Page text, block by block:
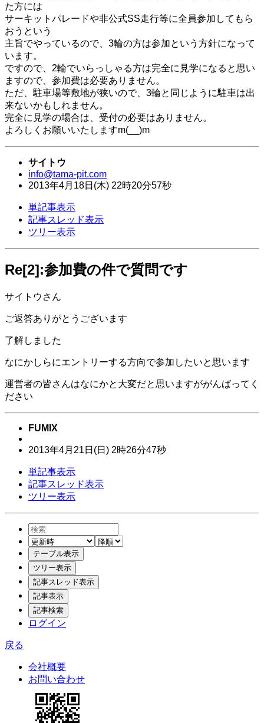
た方には
サーキットパレードや非公式SS走行等に全員参加してもら
おうという
主旨でやっているので、3輪の方は参加という方針になって
います。
ですので、2輪でいらっしゃる方は完全に見学になると思い
ますので、参加費は必要ありません。
ただ、駐車場等敷地が狭いので、3輪と同じように駐車は出
来ないかもしれません。
完全に見学の場合は、受付の必要はありません。
よろしくお願いいたしますm(__)m
サイトウ
info@tama-pit.com
2013年4月 18日 (木) 22時20分57秒
単記事表示
記事スレッド表示
ツリー表示
Re[2]:参加費の件で質問です
サイトウさん
ご返答ありがとうございます
了解しました
なにかしらにエントリーする方向で参加したいと思います
運営者の皆さんはなにかと大変だと思いますががんばってく
ださい
FUMIX
2013年4月 21日 (日) 2時26分47秒
単記事表示
記事スレッド表示
ツリー表示
ログイン
戻る
会社概要
お問い合わせ